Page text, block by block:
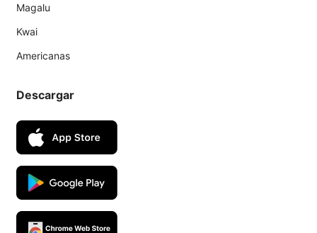
Magalu
Kwai
Americanas
Descargar